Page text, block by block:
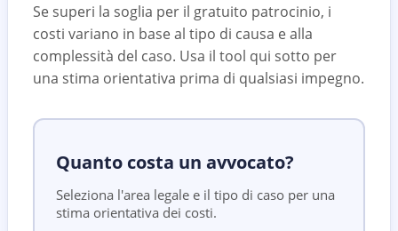
Se superi la soglia per il gratuito patrocinio, i
costi variano in base al tipo di causa e alla
complessità del caso. Usa il tool qui sotto per
una stima orientativa prima di qualsiasi impegno.
Quanto costa un avvocato?
Seleziona l'area legale e il tipo di caso per una
stima orientativa dei costi.